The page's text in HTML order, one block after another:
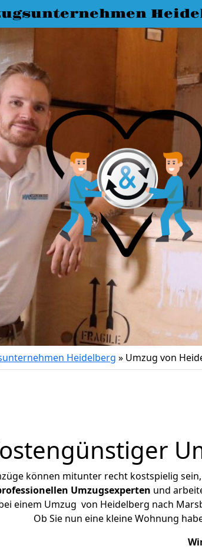
Heidelberg » Umzug von
können mitunter recht kostspielig
Umzugsexperten und
einem Umzug von Heidelberg nach
Ob Sie nun eine kleine Wohnung